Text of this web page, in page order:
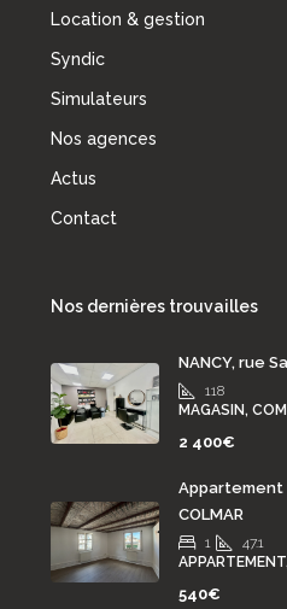
Location & gestion
Syndic
Simulateurs
Nos agences
Actus
Contact
Nos dernières trouvailles
NANCY, rue
118
MAGASIN,
2 400€
Appartement
COLMAR
1
47.1
540€